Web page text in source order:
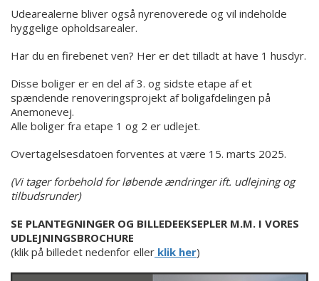
Udearealerne bliver også nyrenoverede og vil indeholde
hyggelige opholdsarealer.
Har du en firebenet ven? Her er det tilladt at have 1 husdyr.
Disse boliger er en del af 3. og sidste etape af et
spændende renoveringsprojekt af boligafdelingen på
Anemonevej.
Alle boliger fra etape 1 og 2 er udlejet.
Overtagelsesdatoen forventes at være 15. marts 2025.
(Vi tager forbehold for løbende ændringer ift. udlejning og
tilbudsrunder)
SE PLANTEGNINGER OG BILLEDEEKSEPLER M.M. I VORES
UDLEJNINGSBROCHURE
(klik på billedet nedenfor eller klik her)